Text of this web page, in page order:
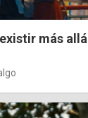
más